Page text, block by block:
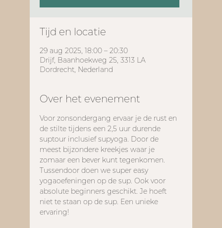
Tijd en locatie
29 aug 2025, 18:00 – 20:30
Drijf, Baanhoekweg 25, 3313 LA
Dordrecht, Nederland
Over het evenement
Voor zonsondergang ervaar je de rust en
de stilte tijdens een 2,5 uur durende
suptour inclusief supyoga. Door de
meest bijzondere kreekjes waar je
zomaar een bever kunt tegenkomen.
Tussendoor doen we super easy
yogaoefeningen op de sup. Ook voor
absolute beginners geschikt. Je hoeft
niet te staan op de sup. Een unieke
ervaring!